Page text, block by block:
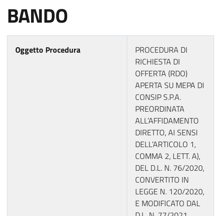
BANDO
Oggetto Procedura
PROCEDURA DI
RICHIESTA DI
OFFERTA (RDO)
APERTA SU MEPA DI
CONSIP S.P.A.
PREORDINATA
ALL’AFFIDAMENTO
DIRETTO, AI SENSI
DELL’ARTICOLO 1,
COMMA 2, LETT. A),
DEL D.L. N. 76/2020,
CONVERTITO IN
LEGGE N. 120/2020,
E MODIFICATO DAL